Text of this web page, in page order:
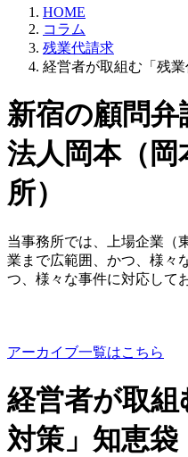
HOME
コラム
残業代請求
経営者が取組む「残業
新宿の顧問
法人岡本（岡
所）
当事務所では、上場企業（
業まで広範囲、かつ、様々
つ、様々な事件に対応して
アーカイブ一覧はこちら
経営者が取
対策」知恵袋